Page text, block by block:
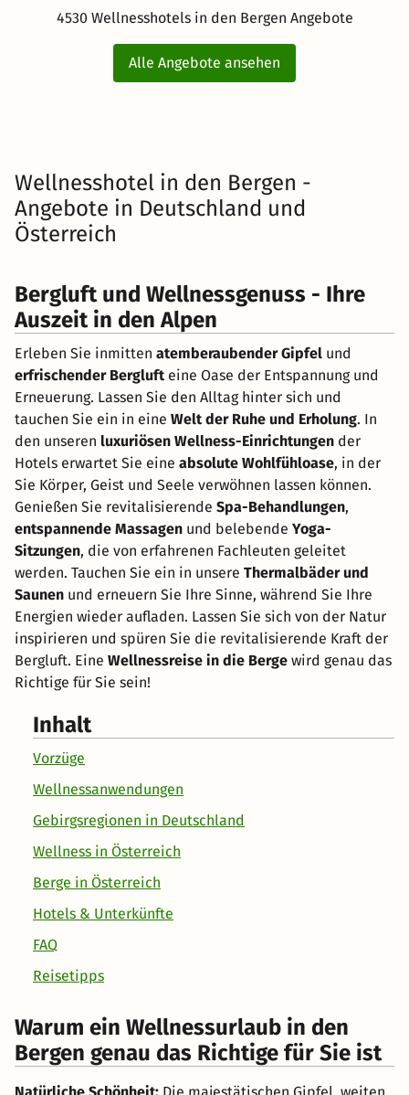
4530 Wellnesshotels in den Bergen Angebote
Alle Angebote ansehen
Wellnesshotel in den Bergen -
Angebote in Deutschland und
Österreich
Bergluft und Wellnessgenuss - Ihre
Auszeit in den Alpen
Erleben Sie inmitten atemberaubender Gipfel und
erfrischender Bergluft eine Oase der Entspannung und
Erneuerung. Lassen Sie den Alltag hinter sich und
tauchen Sie ein in eine Welt der Ruhe und Erholung. In
den unseren luxuriösen Wellness-Einrichtungen der
Hotels erwartet Sie eine absolute Wohlfühloase, in der
Sie Körper, Geist und Seele verwöhnen lassen können.
Genießen Sie revitalisierende Spa-Behandlungen,
entspannende Massagen und belebende Yoga-
Sitzungen, die von erfahrenen Fachleuten geleitet
werden. Tauchen Sie ein in unsere Thermalbäder und
Saunen und erneuern Sie Ihre Sinne, während Sie Ihre
Energien wieder aufladen. Lassen Sie sich von der Natur
inspirieren und spüren Sie die revitalisierende Kraft der
Bergluft. Eine Wellnessreise in die Berge wird genau das
Richtige für Sie sein!
Inhalt
Vorzüge
Wellnessanwendungen
Gebirgsregionen in Deutschland
Wellness in Österreich
Berge in Österreich
Hotels & Unterkünfte
FAQ
Reisetipps
Warum ein Wellnessurlaub in den
Bergen genau das Richtige für Sie ist
Natürliche Schönheit: Die majestätischen Gipfel, weiten